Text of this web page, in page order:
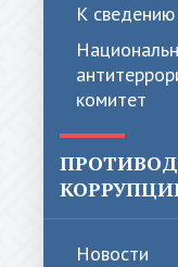
К
комитет
Новости